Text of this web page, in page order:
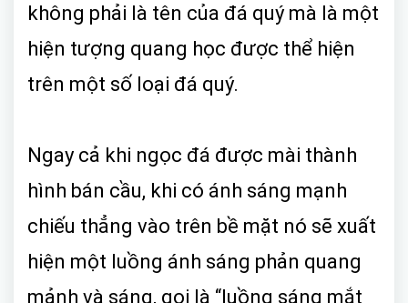
không phải là tên của đá quý mà là một
hiện tượng quang học được thể hiện
trên một số loại đá quý.
Ngay cả khi ngọc đá được mài thành
hình bán cầu, khi có ánh sáng mạnh
chiếu thẳng vào trên bề mặt nó sẽ xuất
hiện một luồng ánh sáng phản quang
mảnh và sáng, gọi là “luồng sáng mắt